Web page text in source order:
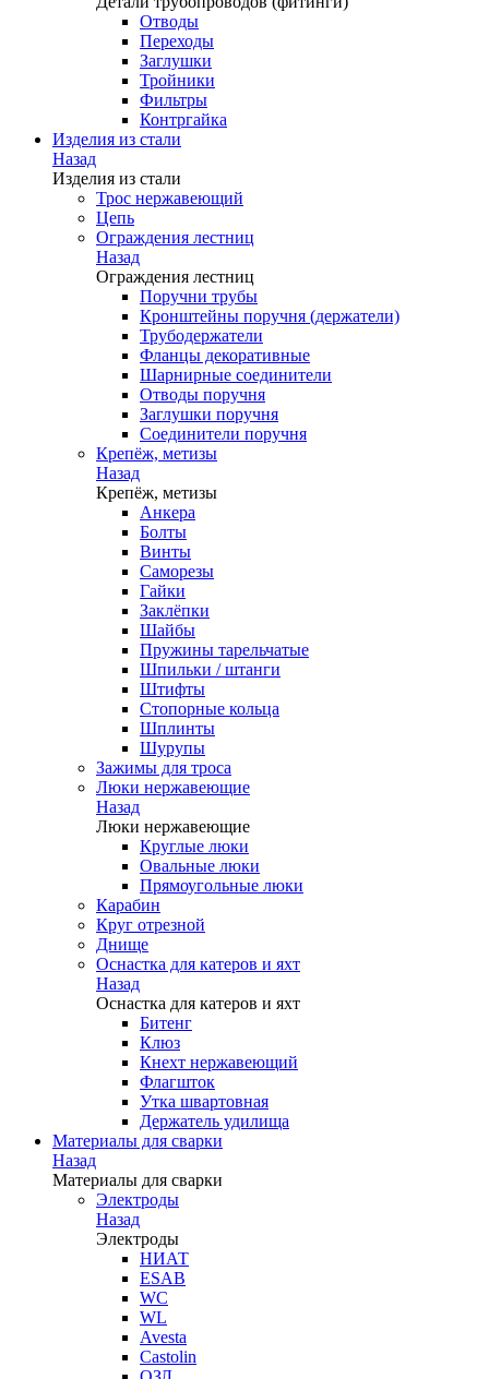
Отводы
Переходы
Заглушки
Тройники
Фильтры
Контргайка
Изделия из стали
Назад
Изделия из стали
Трос нержавеющий
Цепь
Ограждения лестниц
Назад
Ограждения лестниц
Поручни трубы
Кронштейны поручня (держатели)
Трубодержатели
Фланцы декоративные
Шарнирные соединители
Отводы поручня
Заглушки поручня
Соединители поручня
Крепёж, метизы
Назад
Крепёж, метизы
Анкера
Болты
Винты
Саморезы
Гайки
Заклёпки
Шайбы
Пружины тарельчатые
Шпильки / штанги
Штифты
Стопорные кольца
Шплинты
Шурупы
Зажимы для троса
Люки нержавеющие
Назад
Люки нержавеющие
Круглые люки
Овальные люки
Прямоугольные люки
Карабин
Круг отрезной
Днище
Оснастка для катеров и яхт
Назад
Оснастка для катеров и яхт
Битенг
Клюз
Кнехт нержавеющий
Флагшток
Утка швартовная
Держатель удилища
Материалы для сварки
Назад
Материалы для сварки
Электроды
Назад
Электроды
НИАТ
ESAB
WC
WL
Avesta
Castolin